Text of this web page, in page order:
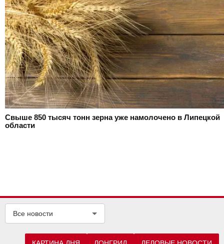
Свыше 850 тысяч тонн зерна уже намолочено в Липецкой
области
Все новости